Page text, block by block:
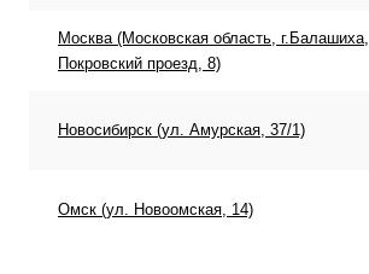
Москва (Московская область, г.Балашиха,
Покровский проезд, 8)
Новосибирск (ул. Амурская, 37/1)
Омск (ул. Новоомская, 14)